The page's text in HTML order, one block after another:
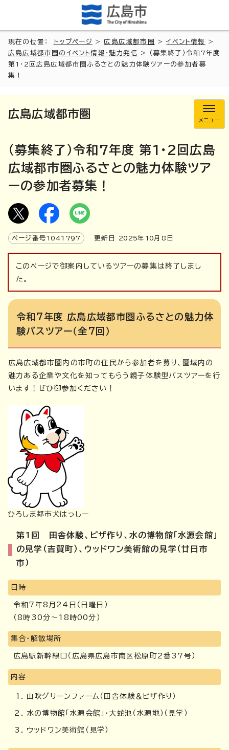
現在の位置： トップページ >広島広域都市圏 >イベント情報
>
広島広域都市圏のイベント情報・魅力発信
> （募集終了）令和7年度
第1・2回広島広域都市圏ふるさとの魅力体験ツアーの参加者募
集！
広島広域都市圏
メニュー
（募集終了）令和7年度 第1・2回広島
広域都市圏ふるさとの魅力体験ツア
ーの参加者募集！
ページ番号 1041797 更新日 2025年 10月8日
このページで御案内しているツアーの募集は終了しまし
た。
令和7年度 広島広域都市圏ふるさとの魅力体
験バスツアー（全7回）
広島広域都市圏内の市町の住民から参加者を募り、圏域内の
魅力ある企業や文化を知ってもらう親子体験型バスツアーを行
います！ぜひ御参加ください！
ひろしま都市犬はっしー
第1回 田舎体験、ピザ作り、水の博物館「水源会館」
の見学（吉賀町）、ウッドワン美術館の見学（廿日市
市）
日時
令和7年8月24日（日曜日）
（8時30分～18時00分）
集合・解散場所
広島駅新幹線口（広島県広島市南区松原町2番37号）
内容
山吹グリーンファーム（田舎体験＆ピザ作り）
水の博物館「水源会館」・大蛇池（水源地）（見学）
ウッドワン美術館（見学）